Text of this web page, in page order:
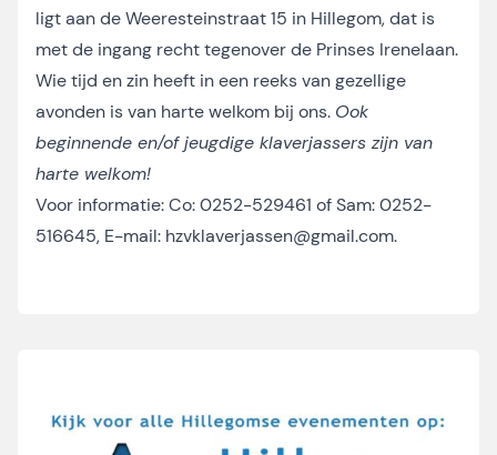
ligt aan de Weeresteinstraat 15 in Hillegom, dat is
met de ingang recht tegenover de Prinses Irenelaan.
Wie tijd en zin heeft in een reeks van gezellige
avonden is van harte welkom bij ons. Ook
beginnende en/of jeugdige klaverjassers zijn van
harte welkom!
Voor informatie: Co: 0252-529461 of Sam: 0252-
516645, E-mail: hzvklaverjassen@gmail.com.